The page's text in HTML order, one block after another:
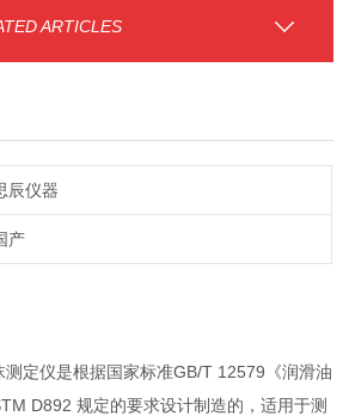
ARTICLES
辰仪器
产
定仪是根据国家标准GB/T 12579《润滑油
D892 规定的要求设计制造的，适用于测